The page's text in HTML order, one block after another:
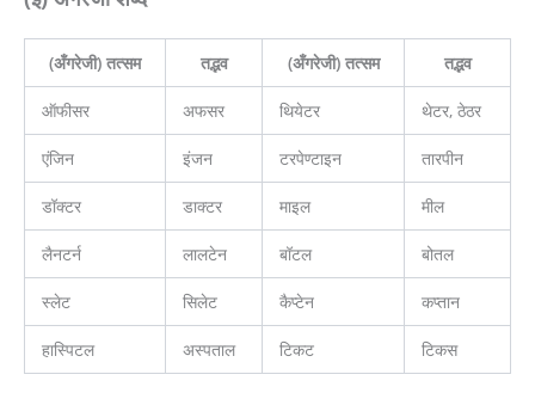
(अँगरेजी) तत्सम तद्भव (अँगरेजी) तत्सम तद्भव
ऑफीसर अफसर थियेटर थेटर, ठेठर
एंजिन इंजन टरपेण्टाइन तारपीन
डॉक्टर डाक्टर माइल मील
लैनटर्न लालटेन बॉटल बोतल
स्लेट सिलेट कैप्टेन कप्तान
हास्पिटल अस्पताल टिकट टिकस